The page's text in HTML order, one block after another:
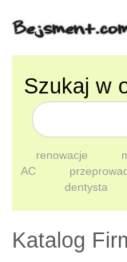
Szukaj w
renowacje
AC
dentysta
Katalog